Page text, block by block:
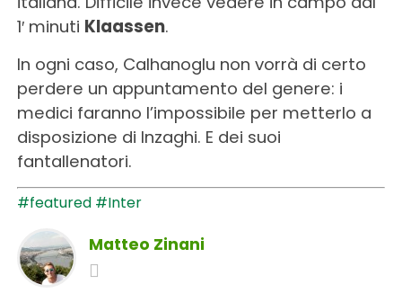
1′ minuti Klaassen.
In ogni caso, Calhanoglu non vorrà di certo
perdere un appuntamento del genere: i
medici faranno l’impossibile per metterlo a
disposizione di Inzaghi. E dei suoi
fantallenatori.
#featured #Inter
Matteo Zinani